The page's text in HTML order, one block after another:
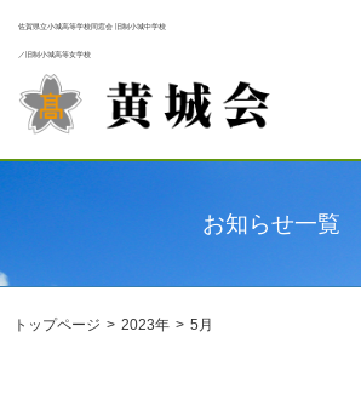
佐賀県立小城高等学校同窓会 旧制小城中学校
／旧制小城高等女学校
お知らせ一覧
トップページ 2023年 5月